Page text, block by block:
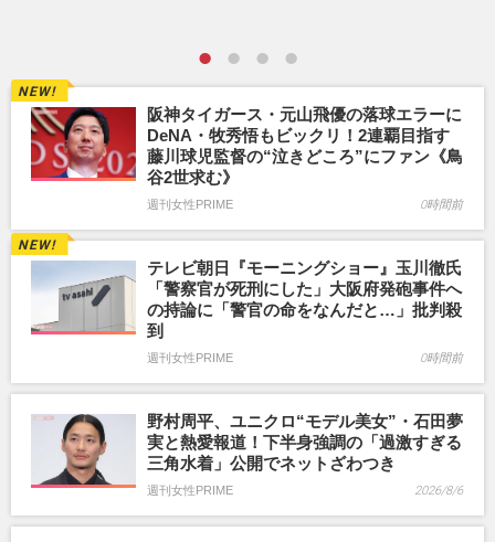
阪神タイガース・元山飛優の落球エラーに
DeNA・牧秀悟もビックリ！2連覇目指す
藤川球児監督の“泣きどころ”にファン《鳥
谷2世求む》
週刊女性PRIME 0時間前
テレビ朝日『モーニングショー』玉川徹氏
「警察官が死刑にした」大阪府発砲事件へ
の持論に「警官の命をなんだと…」批判殺
到
週刊女性PRIME 0時間前
野村周平、ユニクロ“モデル美女”・石田夢
実と熱愛報道！下半身強調の「過激すぎる
三角水着」公開でネットざわつき
週刊女性PRIME 2026/8/6